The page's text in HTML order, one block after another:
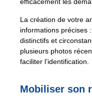
La création de votre
informations précises
distinctifs et
plusieurs photos
faciliter l’identification.
Mobiliser son